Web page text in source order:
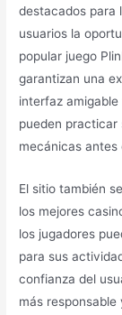
destacados para
usuarios la
popular juego
garantizan una
interfaz
pueden practicar
mecánicas antes
El sitio también
los mejores
los jugadores
para sus
confianza del
más